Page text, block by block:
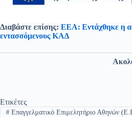
Διαβάστε επίσης: ΕΕΑ: Εντάχθηκε η
εντασσόμενους ΚΑΔ
Ετικέτες
#Επαγγελματικό Επιμελητήριο Αθηνών